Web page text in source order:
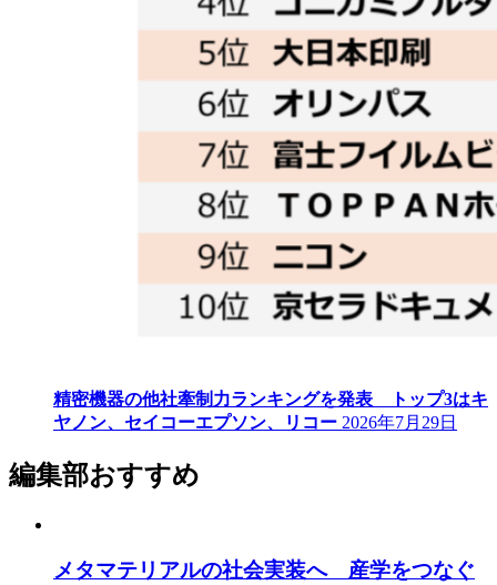
精密機器の他社牽制力ランキングを発表 トップ3はキ
ヤノン、セイコーエプソン、リコー 2026年7月29日
編集部おすすめ
メタマテリアルの社会実装へ 産学をつなぐ